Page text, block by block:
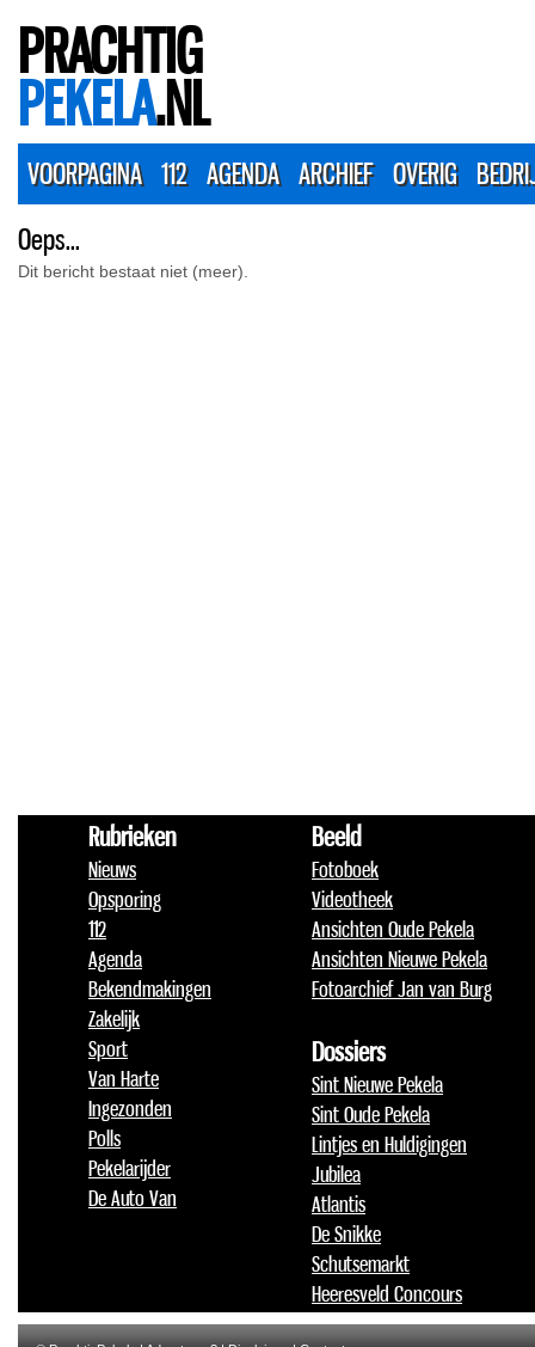
PRACHTIG
PEKELA.NL
VOORPAGINA 112 AGENDA ARCHIEF OVERIG
Oeps...
Dit bericht bestaat niet (meer).
Rubrieken
Nieuws
Opsporing
112
Agenda
Bekendmakingen
Zakelijk
Sport
Van Harte
Ingezonden
Polls
Pekelarijder
De Auto Van
Beeld
Fotoboek
Videotheek
Ansichten Oude Pekela
Ansichten Nieuwe Pekela
Fotoarchief Jan van Burg
Dossiers
Sint Nieuwe Pekela
Sint Oude Pekela
Lintjes en Huldigingen
Jubilea
Atlantis
De Snikke
Schutsemarkt
Heeresveld Concours